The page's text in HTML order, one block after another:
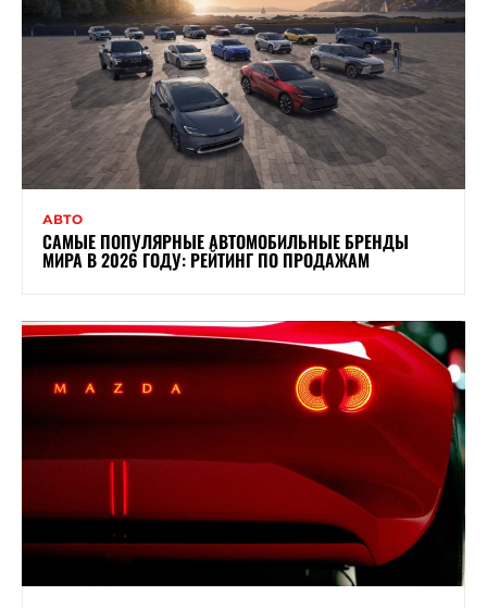
АВТО
САМЫЕ ПОПУЛЯРНЫЕ АВТОМОБИЛЬНЫЕ БРЕНДЫ
МИРА В 2026 ГОДУ: РЕЙТИНГ ПО ПРОДАЖАМ